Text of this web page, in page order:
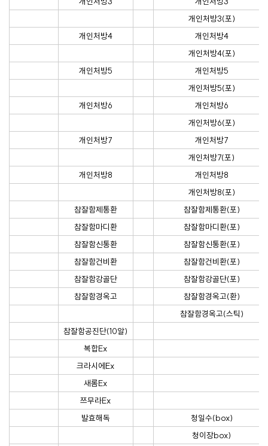
개인처방3(포)
개인처방4
개인처방4
개인처방4(포)
개인처방5
개인처방5
개인처방5(포)
개인처방6
개인처방6
개인처방6(포)
개인처방7
개인처방7
개인처방7(포)
개인처방8
개인처방8
개인처방8(포)
참잘함제통환
참잘함제통환(포)
참잘함마디환
참잘함마디환(포)
참잘함신통환
참잘함신통환(포)
참잘함건비환
참잘함건비환(포)
참잘함강골단
참잘함강골단(포)
참잘함경옥고
참잘함경옥고(환)
참잘함경옥고(스틱)
참잘함공진단(10알)
복합Ex
크라시에Ex
새롬Ex
쯔무라Ex
발효해독
청일수(box)
청이장box)